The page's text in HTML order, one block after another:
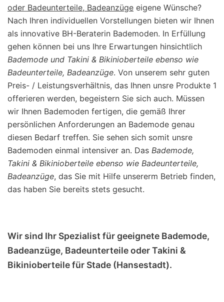
oder Badeunterteile, Badeanzüge eigene Wünsche?
Nach Ihren individuellen Vorstellungen bieten wir Ihnen
als innovative BH-Beraterin Bademoden. In Erfüllung
gehen können bei uns Ihre Erwartungen hinsichtlich
Bademode und Takini & Bikinioberteile ebenso wie
Badeunterteile, Badeanzüge. Von unserem sehr guten
Preis- / Leistungsverhältnis, das Ihnen unsre Produkte 1
offerieren werden, begeistern Sie sich auch. Müssen
wir Ihnen Bademoden fertigen, die gemäß Ihrer
persönlichen Anforderungen an Bademode genau
diesen Bedarf treffen. Sie sehen sich somit unsre
Bademoden einmal intensiver an. Das Bademode,
Takini & Bikinioberteile ebenso wie Badeunterteile,
Badeanzüge, das Sie mit Hilfe unsererm Betrieb finden,
das haben Sie bereits stets gesucht.
Wir sind Ihr Spezialist für geeignete Bademode,
Badeanzüge, Badeunterteile oder Takini &
Bikinioberteile für Stade (Hansestadt).